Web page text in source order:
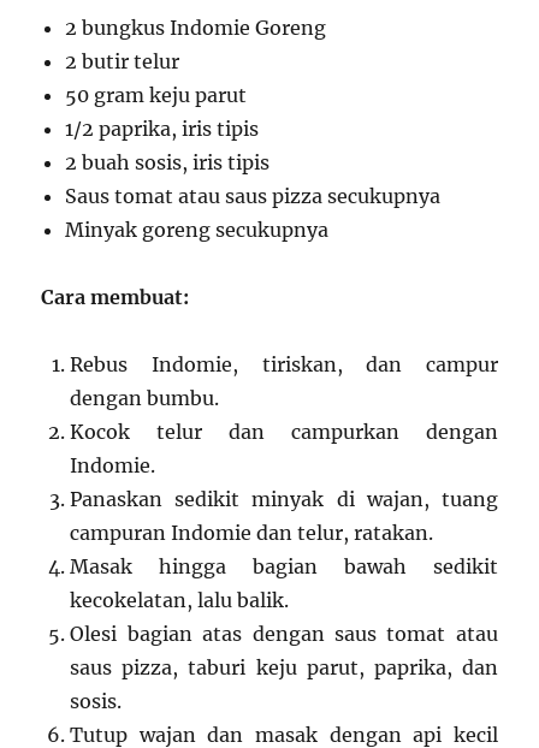
2 bungkus Indomie Goreng
2 butir telur
50 gram keju parut
1/2 paprika, iris tipis
2 buah sosis, iris tipis
Saus tomat atau saus pizza secukupnya
Minyak goreng secukupnya
Cara membuat:
Rebus Indomie, tiriskan, dan campur
dengan bumbu.
Kocok telur dan campurkan dengan
Indomie.
Panaskan sedikit minyak di wajan, tuang
campuran Indomie dan telur, ratakan.
Masak hingga bagian bawah sedikit
kecokelatan, lalu balik.
Olesi bagian atas dengan saus tomat atau
saus pizza, taburi keju parut, paprika, dan
sosis.
Tutup wajan dan masak dengan api kecil